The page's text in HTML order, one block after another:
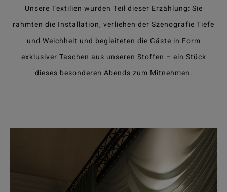
Unsere Textilien wurden Teil dieser Erzählung: Sie
rahmten die Installation, verliehen der Szenografie Tiefe
und Weichheit und begleiteten die Gäste in Form
exklusiver Taschen aus unseren Stoffen – ein Stück
dieses besonderen Abends zum Mitnehmen.